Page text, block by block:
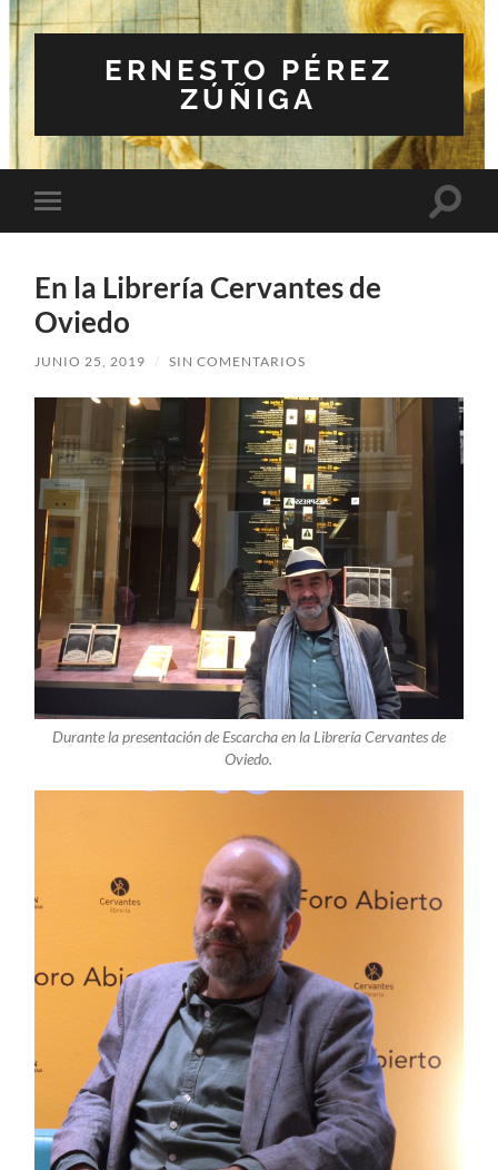
ERNESTO PÉREZ
ZÚÑIGA
Alternar
el
móvil
En la Librería Cervantes de
Oviedo
JUNIO 25, 2019 / SIN COMENTARIOS
Durante la presentación de Escarcha en la Librería Cervantes de
Oviedo.